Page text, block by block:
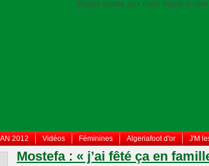
Please update your Flash Player to view
2012 Vidéos Féminines Algeriafoot d'or J'M
Mostefa : « j’ai fêté ça en